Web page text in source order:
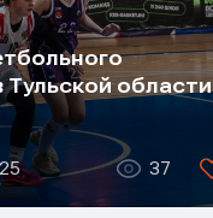
Тульской области
37